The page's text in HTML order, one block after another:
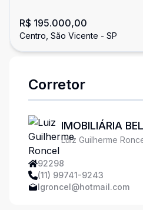
R$ 195.000,00
Centro, São Vicente - SP
Corretor
IMOBILIÁRIA
Luiz Guilherme
92298
(11) 99741-9243
lgroncel@hotmail.com